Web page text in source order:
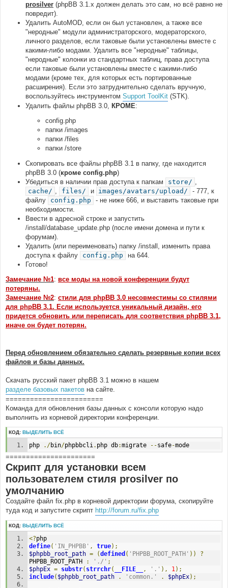
prosilver (phpBB 3.1.х должен делать это сам, но всё равно не
повредит).
Удалить AutoMOD, если он был установлен, а также все
"неродные" модули администраторского, модераторского,
личного разделов, если таковые были установлены вместе с
какими-либо модами. Удалить все "неродные" таблицы,
"неродные" колонки из стандартных таблиц, права доступа
если таковые были установлены вместе с какими-либо
модами (кроме тех, для которых есть портированные
расширения). Если это затруднительно сделать вручную,
воспользуйтесь инструментом Support ToolKit (STK).
Удалить файлы phpBB 3.0, КРОМЕ:
config.php
папки /images
папки /files
папки /store
Скопировать все файлы phpBB 3.1 в папку, где находится
phpBB 3.0 (кроме config.php)
Убедиться в наличии прав доступа к папкам
store/
cache/
files/ и images/avatars/upload/
- 777, к
файлу
config.php
- не ниже 666, и выставить таковые при
необходимости.
Ввести в адресной строке и запустить
/install/database_update.php (после имени домена и пути к
форумам).
Удалить (или переименовать) папку /install, изменить права
доступа к файлу
config.php
на 644.
Готово!
Замечание №1: все моды на новой конференции будут
потеряны.
Замечание №2: стили для phpBB 3.0 несовместимы со стилями
для phpBB 3.1. Если используется уникальный дизайн, его
придется обновить или переписать для соответствия phpBB 3.1,
иначе он будет потерян.
Перед обновлением обязательно сделать резервные копии всех
файлов и базы данных.
Скачать русский пакет phpBB 3.1 можно в нашем
разделе базовых пакетов на сайте.
========================
Команда для обновления базы данных с консоли которую надо
выполнить из корневой директории конференции.
КОД: ВЫДЕЛИТЬ ВСЁ
php ./bin/phpbbcli. php db:migrate --safe-mode
======================
Скрипт для установки всем
пользователем стиля prosilver по
умолчанию
Создайте файл fix.php в корневой директории форума, скопируйте
туда код и запустите скрипт http://forum.ru/fix.php
КОД: ВЫДЕЛИТЬ ВСЁ
<?php
define( 'IN_PHPBB' , true);
$phpbb_root_path = (defined ( 'PHPBB_ROOT_PATH' ))
?
PHPBB_ROOT_PATH
: './' ;
$phpEx = substr( strrchr( __FILE__ , '.' ), 1);
include( $phpbb_root_path . 'common.' . $phpEx);